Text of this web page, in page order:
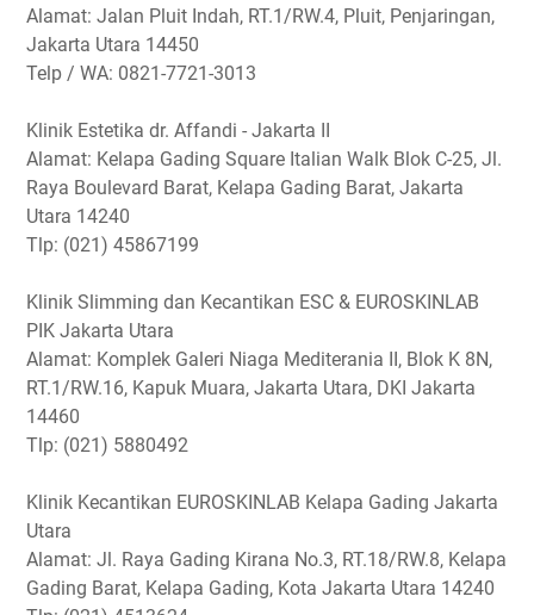
Alamat: Jalan Pluit Indah, RT.1/RW.4, Pluit, Penjaringan,
Jakarta Utara 14450
Telp / WA: 0821-7721-3013
Klinik Estetika dr. Affandi - Jakarta II
Alamat: Kelapa Gading Square Italian Walk Blok C-25, Jl.
Raya Boulevard Barat, Kelapa Gading Barat, Jakarta
Utara 14240
Tlp: (021) 45867199
Klinik Slimming dan Kecantikan ESC & EUROSKINLAB
PIK Jakarta Utara
Alamat: Komplek Galeri Niaga Mediterania II, Blok K 8N,
RT.1/RW.16, Kapuk Muara, Jakarta Utara, DKI Jakarta
14460
Tlp: (021) 5880492
Klinik Kecantikan EUROSKINLAB Kelapa Gading Jakarta
Utara
Alamat: Jl. Raya Gading Kirana No.3, RT.18/RW.8, Kelapa
Gading Barat, Kelapa Gading, Kota Jakarta Utara 14240